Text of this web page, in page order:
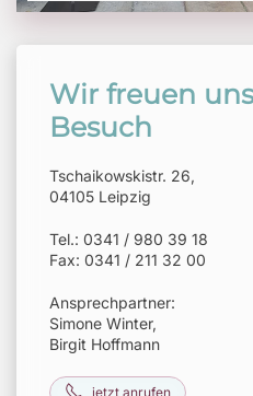
Wir freuen
Besuch
Tschaikowskistr. 26,
04105 Leipzig
Tel.: 0341 / 980 39 18
Fax: 0341 / 211 32 00
Ansprechpartner:
Simone Winter,
Birgit Hoffmann
jetzt anrufen